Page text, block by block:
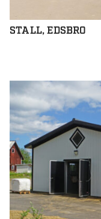
STALL, EDSBRO